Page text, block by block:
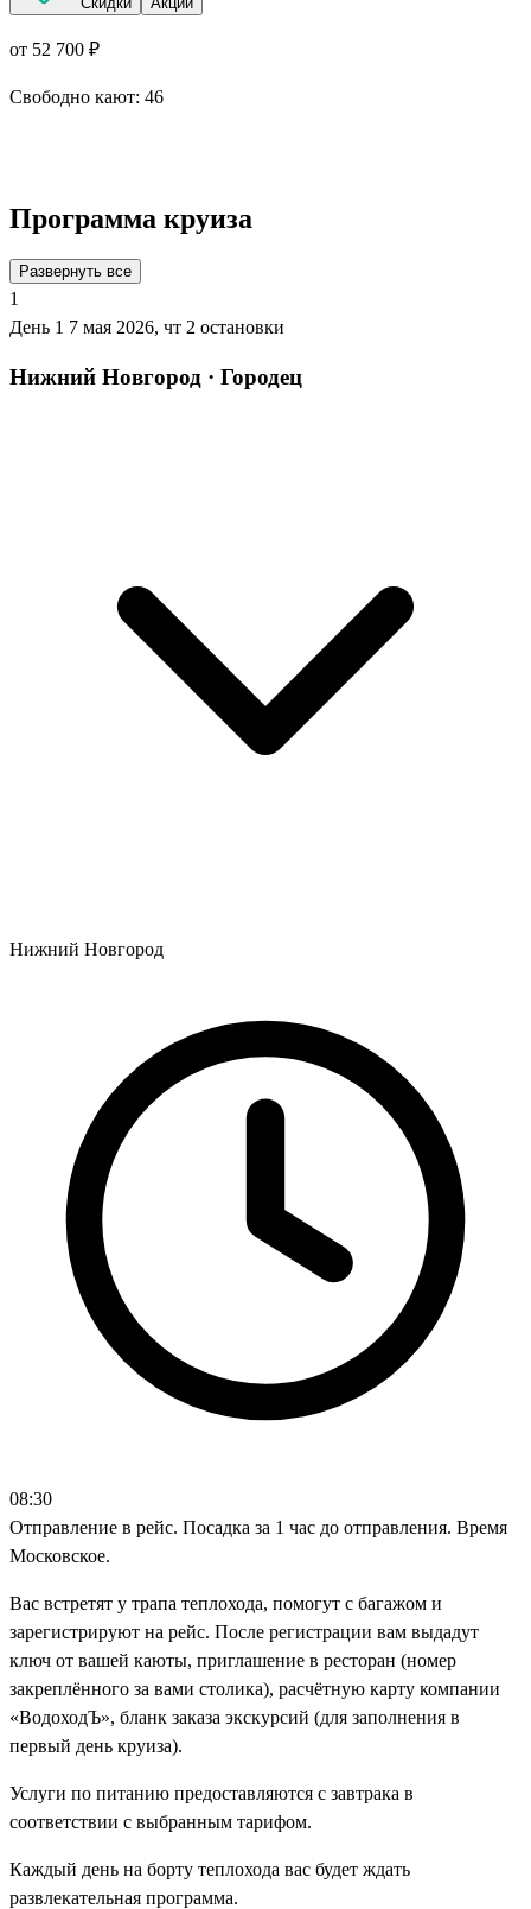
от 52 700 ₽
Свободно кают: 46
Программа круиза
Развернуть все
1
День 1 7 мая 2026, чт 2 остановки
Нижний Новгород · Городец
Нижний Новгород
08:30
Отправление в рейс. Посадка за 1 час до отправления. Время
Московское.
Вас встретят у трапа теплохода, помогут с багажом и
зарегистрируют на рейс. После регистрации вам выдадут
ключ от вашей каюты, приглашение в ресторан (номер
закреплённого за вами столика), расчётную карту компании
«ВодоходЪ», бланк заказа экскурсий (для заполнения в
первый день круиза).
Услуги по питанию предоставляются с завтрака в
соответствии с выбранным тарифом.
Каждый день на борту теплохода вас будет ждать
развлекательная программа.